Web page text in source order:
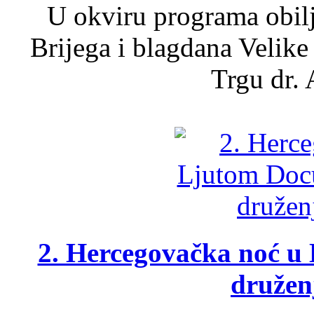
U okviru programa
Brijega i blagdana
Trgu dr.
2. Hercegovačka noć